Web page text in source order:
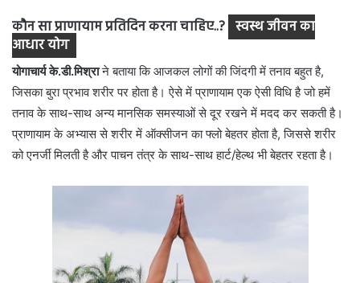
कौन सा प्राणायाम प्रतिदिन करना चाहिए..? स्वस्थ जीवन का
आधार योग
योगाचार्य के.डी.मिश्राने बताया कि आजकल लोगों की जिंदगी में तनाव बहुत है,
जिसका बुरा प्रभाव शरीर पर होता है। ऐसे में प्राणायाम एक ऐसी विधि है जो हमें
तनाव के साथ-साथ अन्य मानसिक समस्याओं से दूर रखने में मदद कर सकती है।
प्राणायाम के अभ्यास से शरीर में ऑक्सीजन का फ्लो बेहतर होता है, जिससे शरीर
को एनर्जी मिलती है और पाचन तंत्र के साथ-साथ हार्ट/हेल्थ भी बेहतर रहता है।